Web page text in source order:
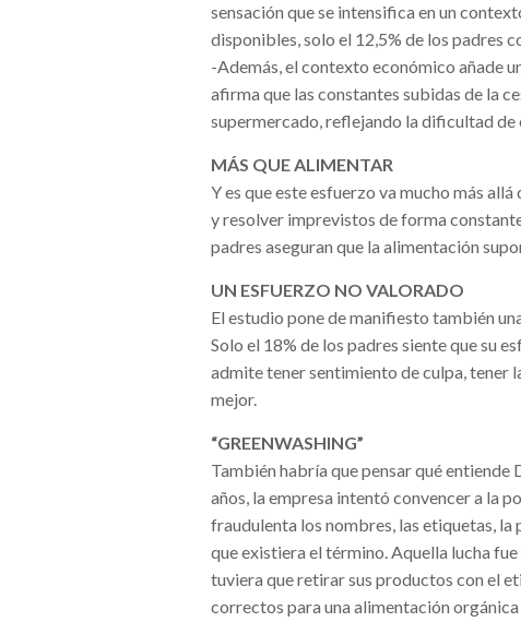
sensación que se intensifica en un
disponibles, solo el 12,5% de los padres
-Además, el contexto económico añade
afirma que las constantes subidas de la
supermercado, reflejando la dificultad
MÁS QUE ALIMENTAR
Y es que este esfuerzo va mucho más
y resolver imprevistos de forma
padres aseguran que la alimentación
UN ESFUERZO NO VALORADO
El estudio pone de manifiesto también
Solo el 18% de los padres siente que su
admite tener sentimiento de culpa, tener
mejor.
“GREENWASHING”
También habría que pensar qué entiende
años, la empresa intentó convencer a la
fraudulenta los nombres, las etiquetas, la
que existiera el término. Aquella lucha
tuviera que retirar sus productos con el
correctos para una alimentación